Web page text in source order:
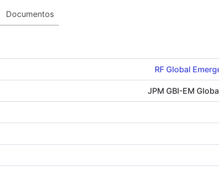
Documentos
RF Global
JPM GBI-EM